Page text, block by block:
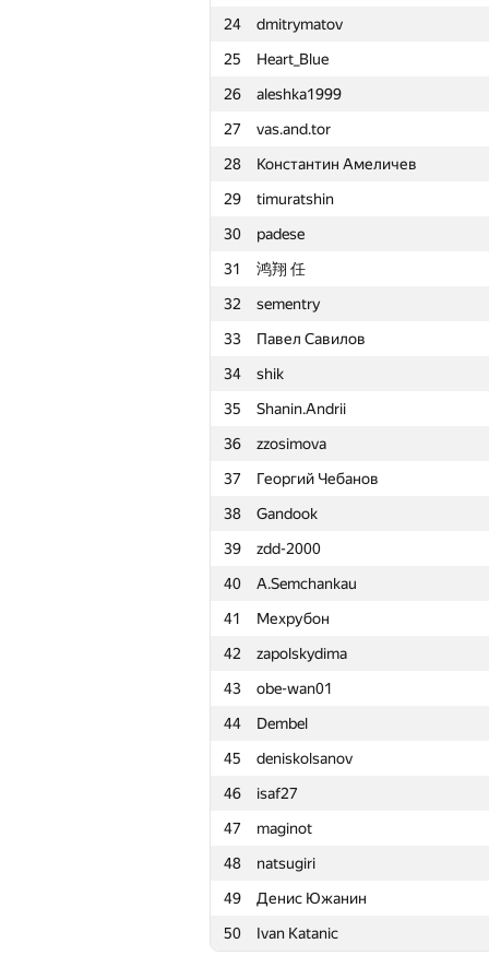
24 dmitrymatov
25
Heart_Blue
26
aleshka1999
27
vas.and.tor
28
Константин Амеличев
29
timuratshin
30
padese
31
鸿翔 任
32
sementry
33
Павел Савилов
34
shik
35
Shanin.Andrii
36
zzosimova
37
Георгий Чебанов
38
Gandook
39
zdd-2000
40
A.Semchankau
41
Мехрубон
42
zapolskydima
43
obe-wan01
44
Dembel
45
deniskolsanov
46
isaf27
47
maginot
48
natsugiri
49
Денис Южанин
50
Ivan Katanic
1 Rohit Ranjan
2
yushkevichaleks
3
GeometryContest
4
ISmirn0ff
5
humanisto
6
ya.z-rjkz
7
Quốc Cường Trần
8
RDimon2912
9
mercuri30
10
Валера Камеко
11
aangairbender
12
harhro94
13
Maxim Velikanov
14
Vladisavvv
15
stratosua
16
Михаил Чернов
17
iliaklimko
18
ZiyaZahs
19
dmikarpoff
20
qwe.nail
21
denis.altruist
22
wndenis
23
jakub.tarnawski
24
dmitrymatov
25
Heart_Blue
26
aleshka1999
27
vas.and.tor